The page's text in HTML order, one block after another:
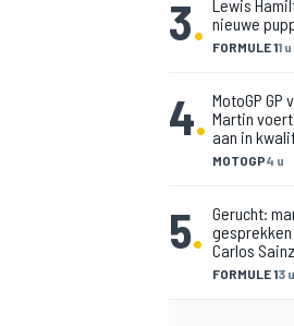
3. FORMULE 11 u
Lewis
nieuwe
4.
MOTOGP4 u
MotoGP
Martin
aan in
5.
FORMULE 13 u
Gerucht:
Carlos